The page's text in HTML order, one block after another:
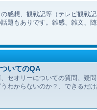
感想、観戦記等（テレビ観戦
題もありです。雑感、雑文、
いてのQA
セオリーについての質問、疑
わからないのか？、できるだ